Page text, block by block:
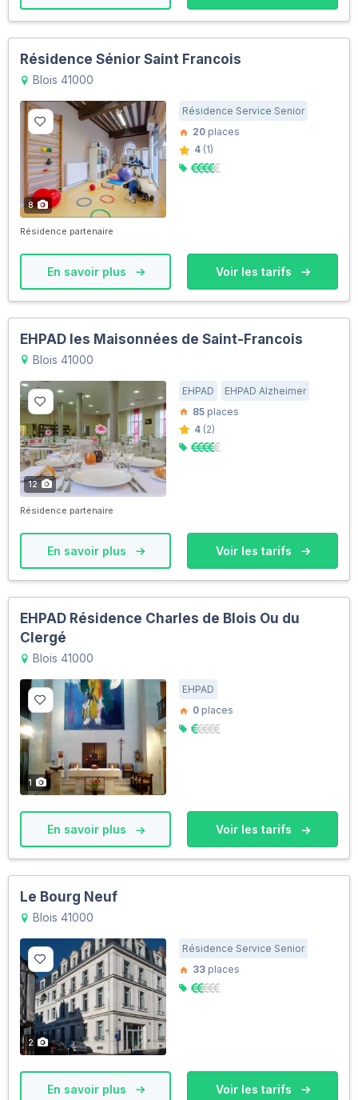
Résidence Sénior Saint Francois
Blois 41000
8
Résidence Service Senior
20 places
4 (1)
Résidence partenaire
En savoir plus Voir les tarifs
EHPAD les Maisonnées de Saint-Francois
Blois 41000
12
EHPAD
EHPAD Alzheimer
85 places
4 (2)
Résidence partenaire
En savoir plus Voir les tarifs
EHPAD Résidence Charles de Blois Ou du
Clergé
Blois 41000
1
EHPAD
0 places
En savoir plus Voir les tarifs
Le Bourg Neuf
Blois 41000
2
Résidence Service Senior
33 places
En savoir plus Voir les tarifs